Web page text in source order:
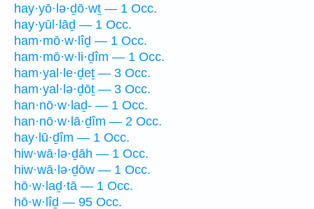
hay·yō·lə·ḏō·wṯ — 1 Occ.
hay·yūl·lāḏ — 1 Occ.
ham·mō·w·lîḏ — 1 Occ.
ham·mō·w·li·ḏîm — 1 Occ.
ham·yal·le·ḏeṯ — 3 Occ.
ham·yal·lə·ḏōṯ — 3 Occ.
han·nō·w·laḏ- — 1 Occ.
han·nō·w·lā·ḏîm — 2 Occ.
hay·lū·ḏîm — 1 Occ.
hiw·wā·lə·ḏāh — 1 Occ.
hiw·wā·lə·ḏōw — 1 Occ.
hō·w·laḏ·tā — 1 Occ.
hō·w·lîḏ — 95 Occ.